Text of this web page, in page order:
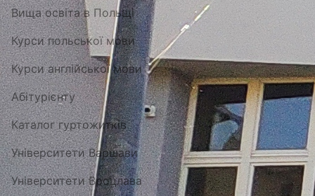
Вища освіта в Польщі
Курси польської мови
Курси англійської мови
Абітурієнту
Каталог гуртожитків
Університети Варшави
Університети Вроцлава